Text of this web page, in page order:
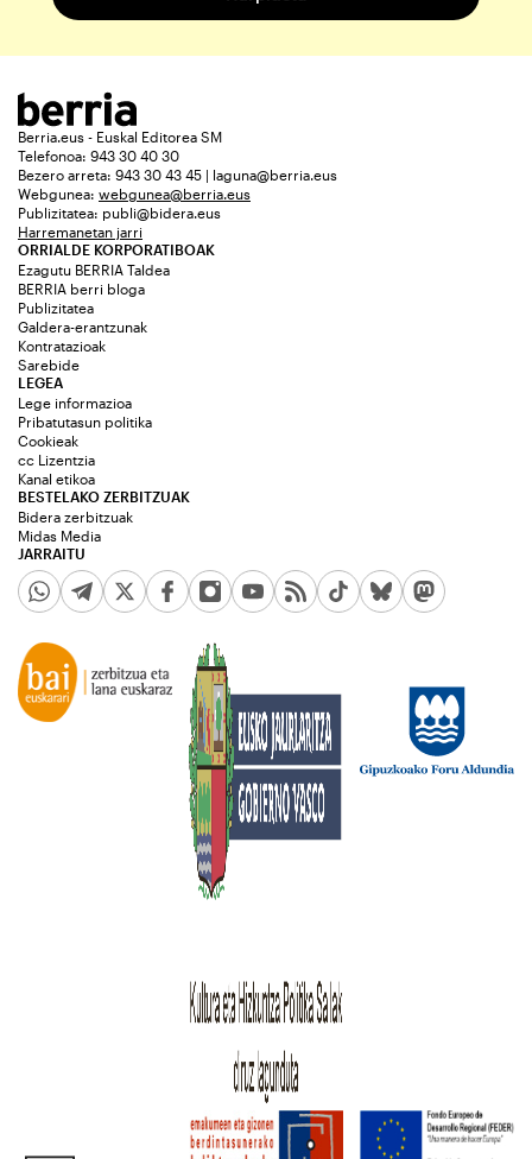
Berria.eus - Euskal Editorea SM
Telefonoa: 943 30 40 30
Bezero arreta: 943 30 43 45 | laguna@berria.eus
Webgunea: webgunea@berria.eus
Publizitatea: publi@bidera.eus
Harremanetan jarri
ORRIALDE KORPORATIBOAK
Ezagutu BERRIA Taldea
BERRIA berri bloga
Publizitatea
Galdera-erantzunak
Kontratazioak
Sarebide
JARRAITU
LEGEA
Lege informazioa
Pribatutasun politika
Cookieak
cc Lizentzia
Kanal etikoa
BESTELAKO ZERBITZUAK
Bidera zerbitzuak
Midas Media